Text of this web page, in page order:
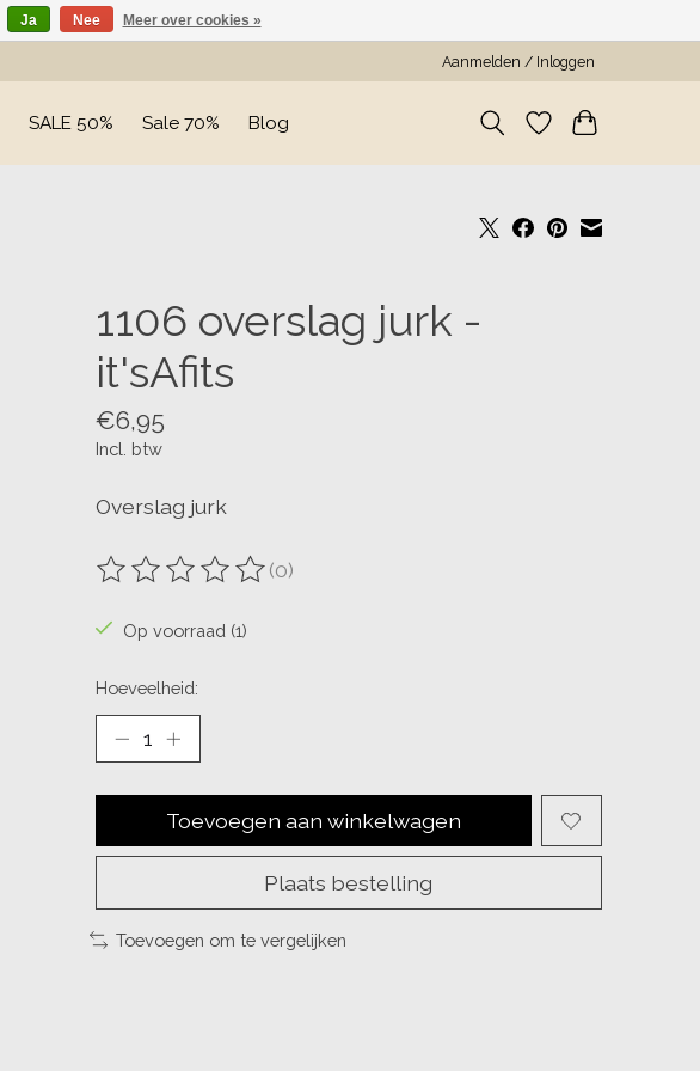
Aanmelden / Inloggen
SALE 50% Sale 70% Blog
1106 overslag jurk -
it'sAfits
€6,95
Incl. btw
Overslag jurk
De beoordeling van dit product is
(0)
Op voorraad (1)
Hoeveelheid:
Toevoegen aan winkelwagen
Plaats bestelling
Toevoegen om te vergelijken
Ja Nee Meer over cookies »